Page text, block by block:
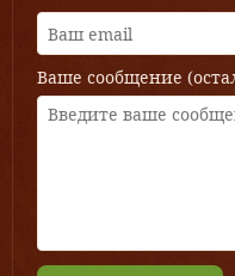
Ваше сообщение